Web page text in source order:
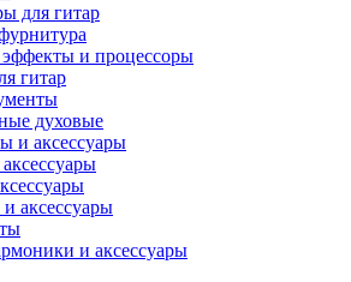
для гитар
и процессоры
гитар
духовые
и аксессуары
аксессуары
и аксессуары